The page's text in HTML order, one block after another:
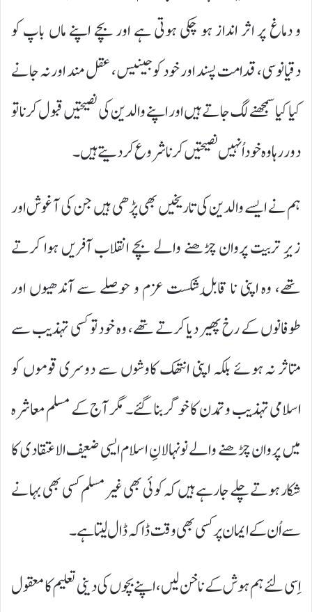
و دماغ پر اثر انداز ہو چکی ہوتی ہے اور بچے اپنے ماں باپ کو
دقیانوسی، قدامت پسند اور خود کو جینیس، عقل مند اور نہ جانے
کیا کیا سمجھنے لگ جاتے ہیں اور اپنے والدین کی نصیحتیں قبول کرنا تو
دور رہا وہ خود اُنہیں نصیحتیں کرنا شروع کر دیتے ہیں۔
ہم نے ایسے والدین کی تاریخیں بھی پڑھی ہیں جن کی آغوش اور
زیرِ تربیت پروان چڑھنے والے بچے انقلاب آفریں ہوا کرتے
تھے، وہ اپنی نا قابلِ شکست عزم و حوصلے سے آندھیوں اور
طوفانوں کے رخ پھیر دیا کرتے تھے، وہ خود تو کسی تہذیب سے
متاثر نہ ہوئے بلکہ اپنی انتھک کاوشوں سے دوسری قوموں کو
اسلامی تہذیب و تمدن کا خوگر بنا گئے۔ مگر آج کے مسلم معاشرہ
میں پروان چڑھنے والے نونہالانِ اسلام ایسی ضعیف الاعتقادی کا
شکار ہوتے چلے جارہے ہیں کہ کوئی بھی غیر مسلم کسی بھی بہانے
سے اُن کے ایمان پر کسی بھی وقت ڈاکہ ڈال لیتا ہے۔
اِسی لئے ہم ہوش کے ناخن لیں، اپنے بچوں کی دینی تعلیم کا معقول